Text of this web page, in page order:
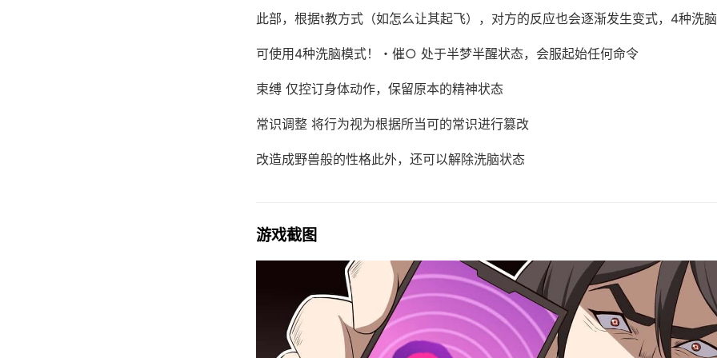
此部，根据t教方式（如怎么让其起飞），对方的反应也会逐渐发生变式，4种洗
可使用4种洗脑模式！・催○ 处于半梦半醒状态，会服起始任何命令
束缚 仅控订身体动作，保留原本的精神状态
常识调整 将行为视为根据所当可的常识进行篡改
改造成野兽般的性格此外，还可以解除洗脑状态
游戏截图